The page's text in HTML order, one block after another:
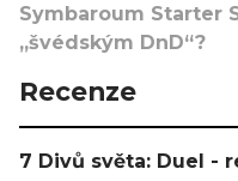
Symbaroum Starter
„švédským DnD“?
Recenze
7 Divů světa: Duel -